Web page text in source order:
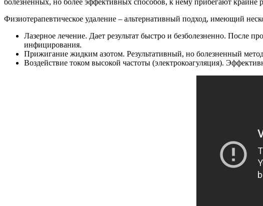
болезненных, но более эффективных способов, к нему прибегают крайне
Физиотерапевтическое удаление – альтернативный подход, имеющий
Лазерное лечение. Дает результат быстро и безболезненно. После
инфицирования.
Прижигание жидким азотом. Результативный, но болезненный
Воздействие током высокой частоты (электрокоагуляция).